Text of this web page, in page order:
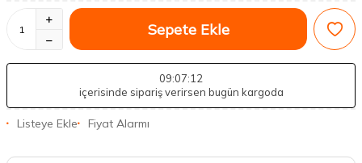
Sepete Ekle
09:07:11
içerisinde sipariş verirsen bugün kargoda
Listeye Ekle Fiyat Alarmı